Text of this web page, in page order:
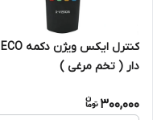
کنترل ایکس ویژن دکمه ECO
دار ( تخم مرغی )
300,000